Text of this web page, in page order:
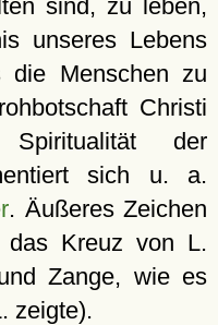
sind, zu leben,
unseres Lebens
die Menschen zu
Christi
der
sich u. a.
. Äußeres Zeichen
das Kreuz von L.
Zange, wie es
zeigte).